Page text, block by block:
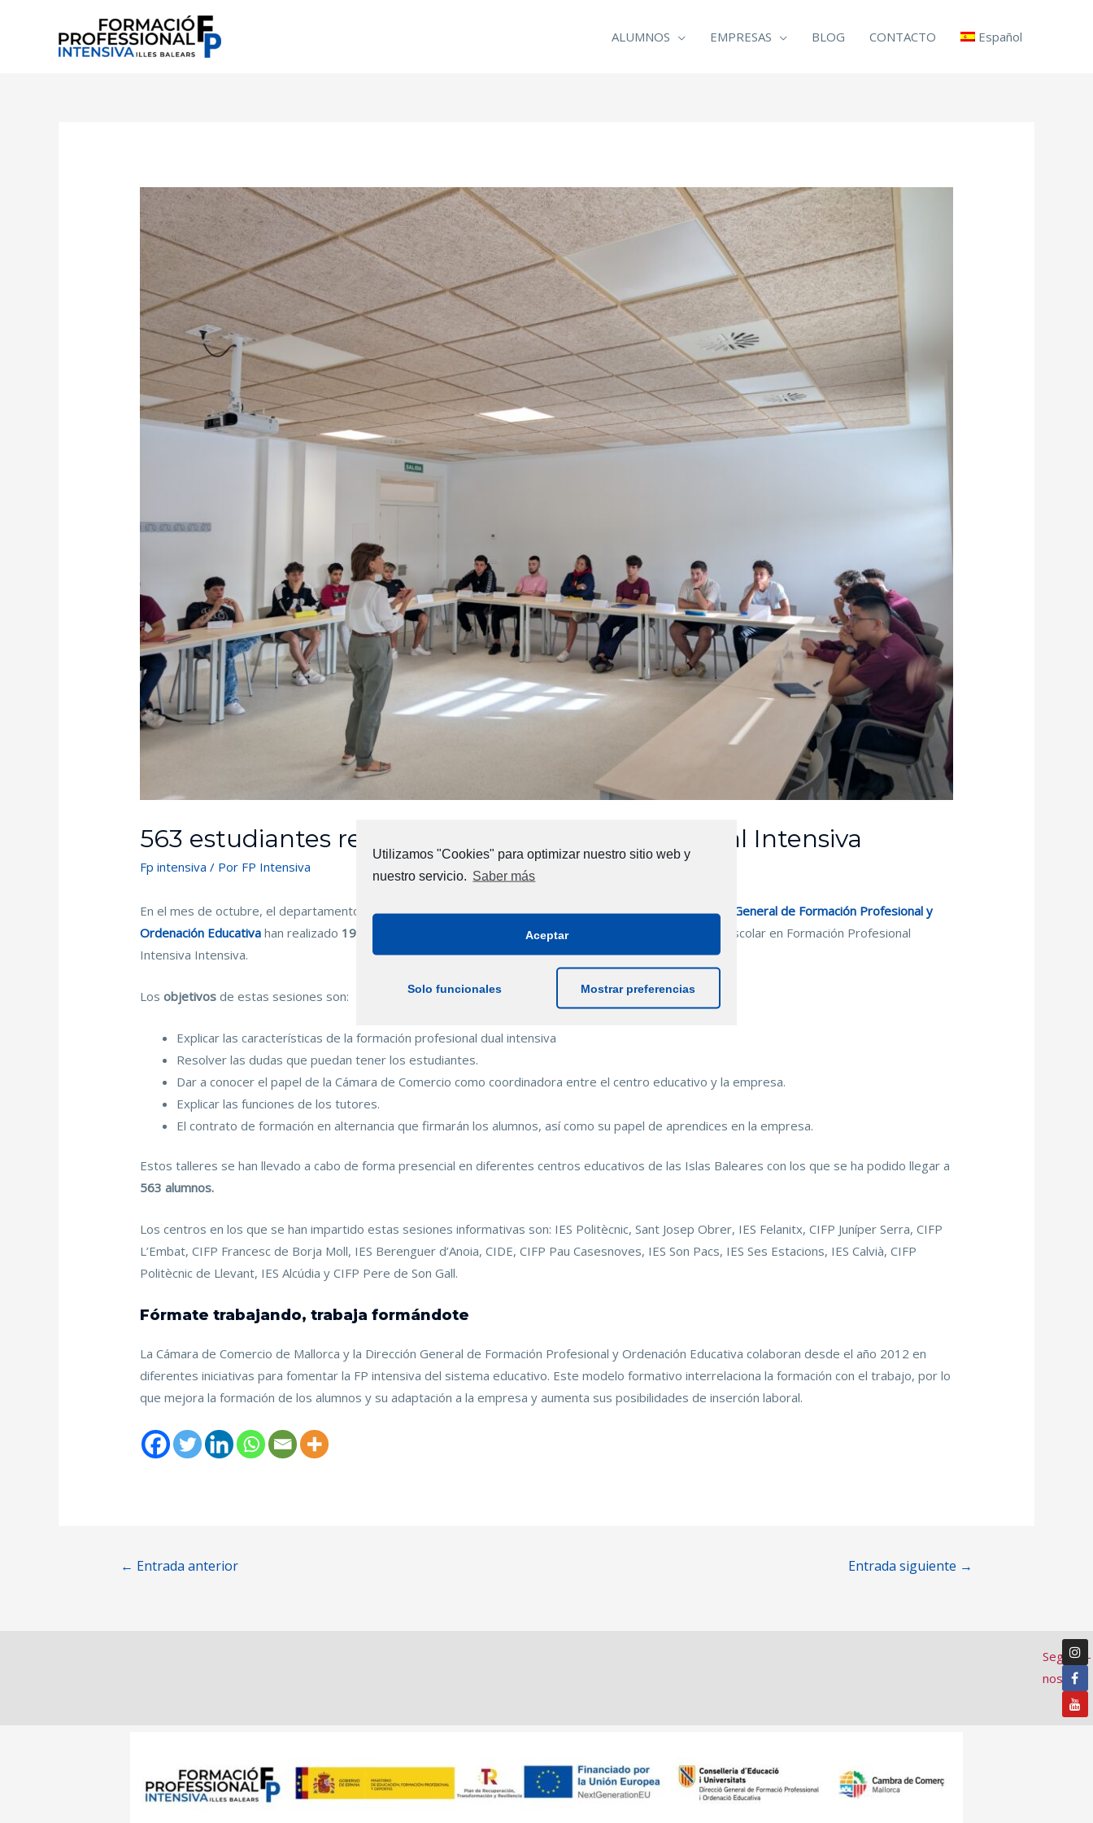
ALUMNOS EMPRESAS BLOG CONTACTO Español
563 estudiantes reciben orientación sobre FP Dual Intensiva
Fp intensiva / Por FP Intensiva
En el mes de octubre, el departamento de formación de laCámara de Comercio de Mallorcay laDirección General de Formación Profesional y
Ordenación Educativa han realizado 19 sesiones informativas
entre los jóvenes matriculados este curso escolar en Formación Profesional
Intensiva Intensiva.
Losobjetivos de estas sesiones son:
Explicar las características de la formación profesional dual intensiva
Resolver las dudas que puedan tener los estudiantes.
Dar a conocer el papel de la Cámara de Comercio como coordinadora entre el centro educativo y la empresa.
Explicar las funciones de los tutores.
El contrato de formación en alternancia que firmarán los alumnos, así como su papel de aprendices en la empresa.
Estos talleres se han llevado a cabo de forma presencial en diferentes centros educativos de las Islas Baleares con los que se ha podido llegar a
563 alumnos.
Los centros en los que se han impartido estas sesiones informativas son: IES Politècnic, Sant Josep Obrer, IES Felanitx, CIFP Juníper Serra, CIFP
L’Embat, CIFP Francesc de Borja Moll, IES Berenguer d’Anoia, CIDE, CIFP Pau Casesnoves, IES Son Pacs, IES Ses Estacions, IES Calvià, CIFP
Politècnic de Llevant, IES Alcúdia y CIFP Pere de Son Gall.
Fórmate trabajando, trabaja formándote
La Cámara de Comercio de Mallorca y la Dirección General de Formación Profesional y Ordenación Educativa colaboran desde el año 2012 en
diferentes iniciativas para fomentar la FP intensiva del sistema educativo. Este modelo formativo interrelaciona la formación con el trabajo, por lo
que mejora la formación de los alumnos y su adaptación a la empresa y aumenta sus posibilidades de inserción laboral.
← Entrada anterior Entrada siguiente →
Segueix-
nos:
Utilizamos "Cookies" para optimizar nuestro sitio web y
nuestro servicio. Saber más
Aceptar
Solo funcionales Mostrar preferencias